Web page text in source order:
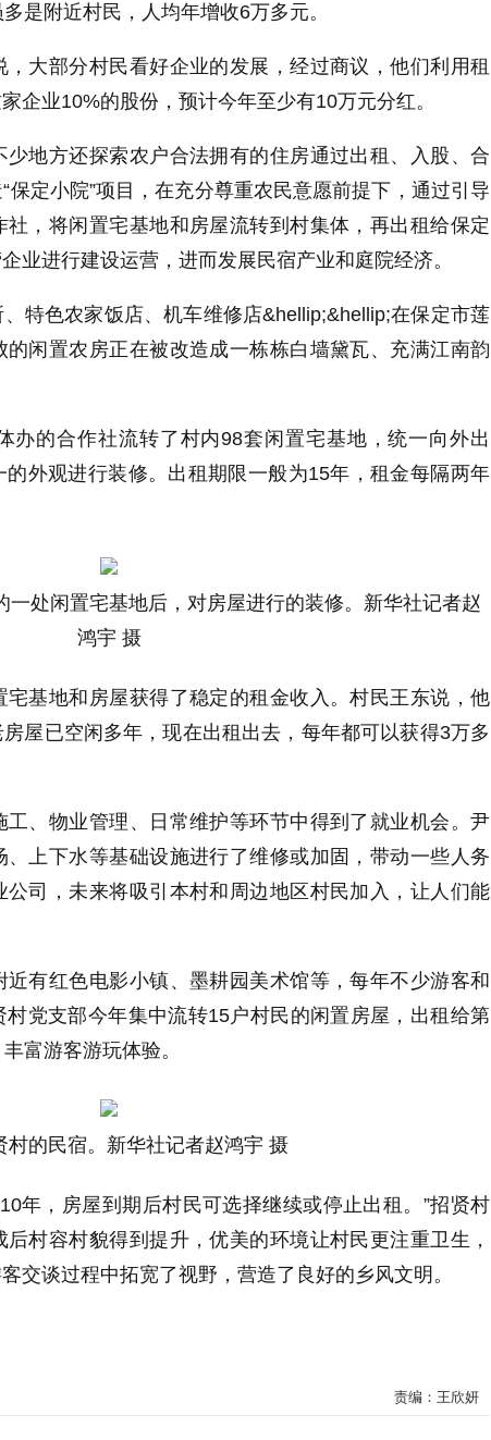
是附近村民，人均年增收6万多元。
大部分村民看好企业的发展，经过商议，他们利用租
企业10%的股份，预计今年至少有10万元分红。
地方还探索农户合法拥有的住房通过出租、入股、合
保定小院”项目，在充分尊重农民意愿前提下，通过引导
，将闲置宅基地和房屋流转到村集体，再出租给保定
业进行建设运营，进而发展民宿产业和庭院经济。
特色农家饭店、机车维修店&hellip;&hellip;在保定市莲
闲置农房正在被改造成一栋栋白墙黛瓦、充满江南韵
办的合作社流转了村内98套闲置宅基地，统一向外出
外观进行装修。出租期限一般为15年，租金每隔两年
一处闲置宅基地后，对房屋进行的装修。新华社记者赵
鸿宇 摄
基地和房屋获得了稳定的租金收入。村民王东说，他
屋已空闲多年，现在出租出去，每年都可以获得3万多
、物业管理、日常维护等环节中得到了就业机会。尹
上下水等基础设施进行了维修或加固，带动一些人务
司，未来将吸引本村和周边地区村民加入，让人们能
有红色电影小镇、墨耕园美术馆等，每年不少游客和
党支部今年集中流转15户村民的闲置房屋，出租给第
富游客游玩体验。
村的民宿。新华社记者赵鸿宇 摄
年，房屋到期后村民可选择继续或停止出租。”招贤村
村容村貌得到提升，优美的环境让村民更注重卫生，
交谈过程中拓宽了视野，营造了良好的乡风文明。
责编：王欣妍